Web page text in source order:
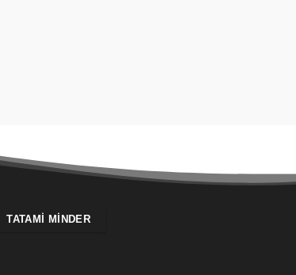
TATAMI MINDER